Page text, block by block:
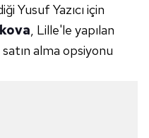
Yusuf Yazıcı için
, Lille'le yapılan
satın alma opsiyonu